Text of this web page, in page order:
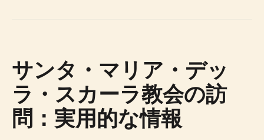
サンタ・マリア・デッ
ラ・スカーラ教会の訪
問：実用的な情報